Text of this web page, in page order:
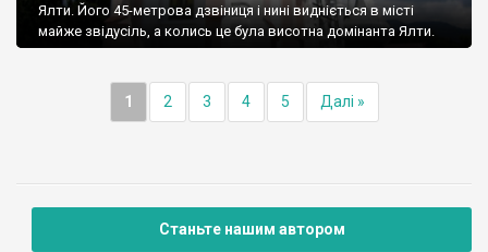
Ялти. Його 45-метрова дзвіниця і нині видніється в місті
майже звідусіль, а колись це була висотна домінанта Ялти.
1 2 3 4 5 Далі »
Станьте нашим автором